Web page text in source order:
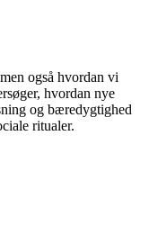
også hvordan vi
hvordan nye
og bæredygtighed
ritualer.